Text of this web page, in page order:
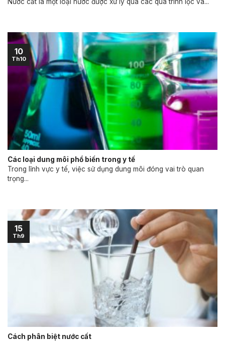
Nước cất là một loại nước được xử lý qua các quá trình lọc và...
Các loại dung môi phổ biến trong y tế
Trong lĩnh vực y tế, việc sử dụng dung môi đóng vai trò quan
trọng...
10
Th10
Cách phân biệt nước cất
15
Th9